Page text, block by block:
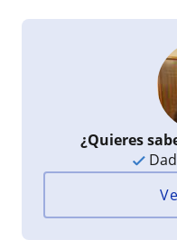
¿Quieres